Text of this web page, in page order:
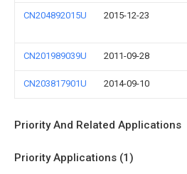
CN204892015U 2015-12-23
CN201989039U 2011-09-28
CN203817901U 2014-09-10
Priority And Related Applications
Priority Applications (1)